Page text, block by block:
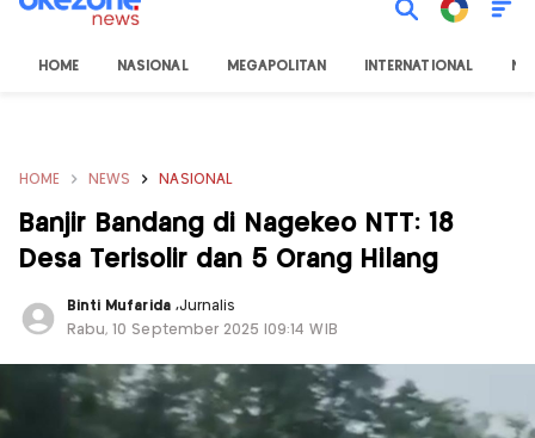
HOME NASIONAL MEGAPOLITAN INTERNATIONAL
HOME NEWS NASIONAL
Banjir Bandang di Nagekeo NTT: 18
Desa Terisolir dan 5 Orang Hilang
Binti Mufarida ,Jurnalis
Rabu, 10 September 2025 |09:14 WIB